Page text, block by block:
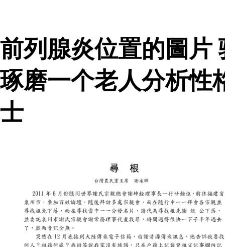
前列腺炎位置的圖片
琢磨一个老人分析性
士